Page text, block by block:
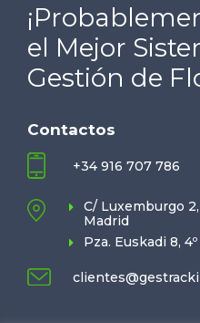
el Mejor
Gestión de
Contactos
+34 916 707 786
C/ Luxemburgo 2,
Madrid
Pza. Euskadi 8,